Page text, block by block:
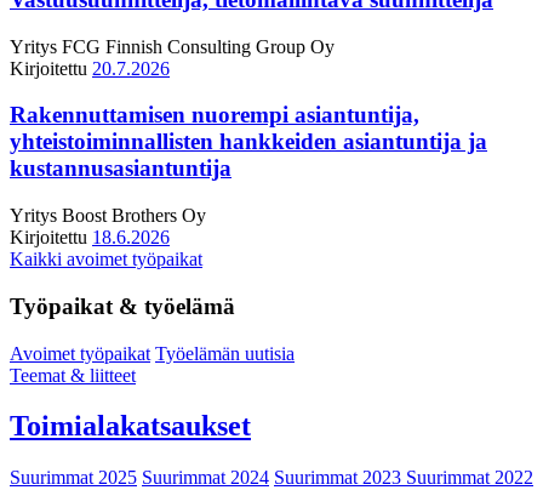
Yritys FCG Finnish Consulting Group Oy
Kirjoitettu 20.7.2026
Rakennuttamisen nuorempi asiantuntija,
yhteistoiminnallisten hankkeiden asiantuntija ja
kustannusasiantuntija
Yritys Boost Brothers Oy
Kirjoitettu 18.6.2026
Kaikki avoimet työpaikat
Työpaikat & työelämä
Avoimet työpaikat Työelämän uutisia
Teemat & liitteet
Toimialakatsaukset
Suurimmat 2025 Suurimmat 2024 Suurimmat 2023 Suurimmat 2022